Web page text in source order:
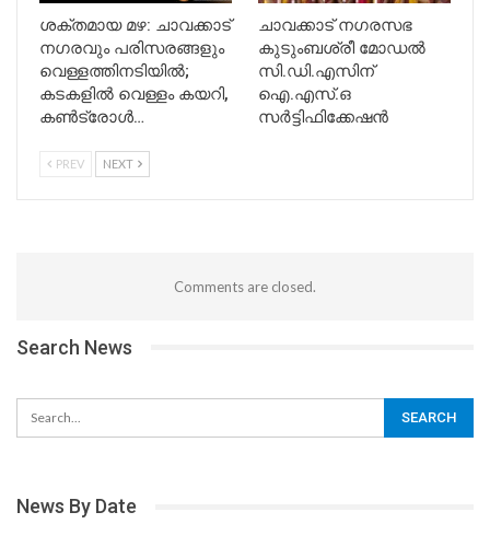
ശക്തമായ മഴ: ചാവക്കാട്
നഗരവും പരിസരങ്ങളും
വെള്ളത്തിനടിയിൽ;
കടകളിൽ വെള്ളം കയറി,
കൺട്രോൾ…
ചാവക്കാട് നഗരസഭ
കുടുംബശ്രീ മോഡൽ
സി.ഡി.എസിന്
ഐ.എസ്.ഒ
സർട്ടിഫിക്കേഷൻ
PREV NEXT
Comments are closed.
Search News
News By Date